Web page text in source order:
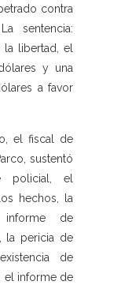
contra
sentencia:
la libertad, el
y una
a favor
el fiscal de
sustentó
policial, el
hechos, la
informe de
la pericia de
de
el informe de